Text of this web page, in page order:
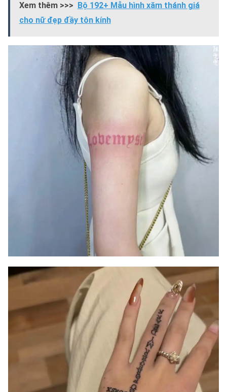
Xem thêm >>>
Bộ 192+ Mẫu hình xăm thánh giá
cho nữ đẹp đầy tôn kính